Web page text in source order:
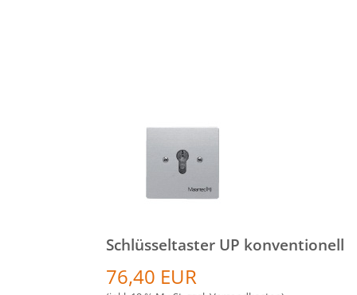
Schlüsseltaster UP konventionell
76,40 EUR